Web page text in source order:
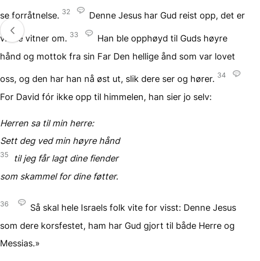
se forråtnelse. 32 Denne Jesus har Gud reist opp, det er
vi alle vitner om. 33
Han ble opphøyd til Guds høyre
hånd og mottok fra sin Far Den hellige ånd som var lovet
oss, og den har han nå øst ut, slik dere ser og hører. 34
For David fór ikke opp til himmelen, han sier jo selv:
Herren sa til min herre:
Sett deg ved min høyre hånd
35
til jeg får lagt dine fiender
som skammel for dine føtter.
36
Så skal hele Israels folk vite for visst: Denne Jesus
som dere korsfestet, ham har Gud gjort til både Herre og
Messias.»